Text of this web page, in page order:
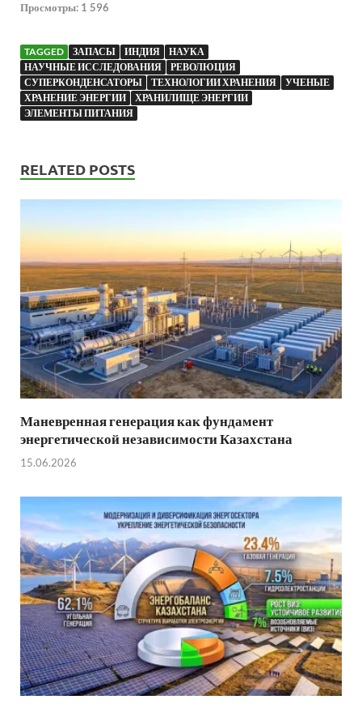
Просмотры: 1 596
TAGGED ЗАПАСЫ ИНДИЯ
НАУКА
НАУЧНЫЕ ИССЛЕДОВАНИЯ
РЕВОЛЮЦИЯ
СУПЕРКОНДЕНСАТОРЫ
ТЕХНОЛОГИИ ХРАНЕНИЯ
УЧЕНЫЕ
ХРАНЕНИЕ ЭНЕРГИИ
ХРАНИЛИЩЕ ЭНЕРГИИ
ЭЛЕМЕНТЫ ПИТАНИЯ
RELATED POSTS
Маневренная генерация как фундамент
энергетической независимости Казахстана
15.06.2026